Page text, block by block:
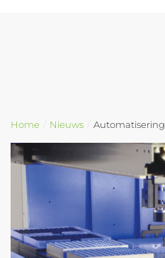
Adviesbureau
Over ons
Nieuws
Contact
Home Nieuws Automatisering